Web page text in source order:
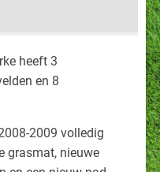
heeft 3
en 8
2009 volledig
grasmat, nieuwe